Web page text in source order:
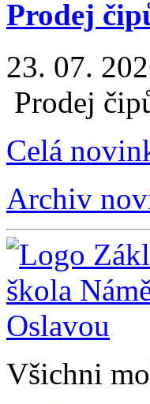
Prodej
23. 07.
Prodej
Celá
Archiv
Všichni